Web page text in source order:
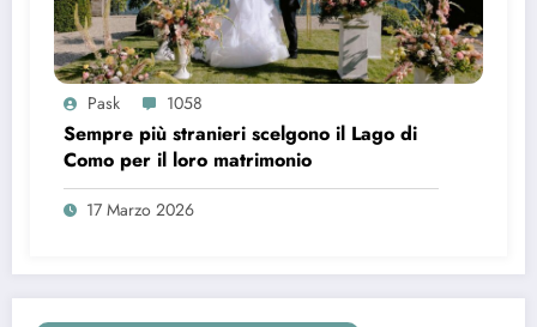
Pask 1058
Sempre più stranieri scelgono il Lago di
Como per il loro matrimonio
17 Marzo 2026